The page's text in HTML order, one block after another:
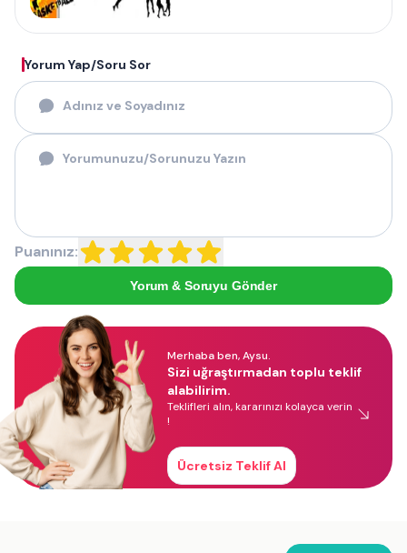
Yorum Yap/Soru Sor
Puanınız:
Yorum & Soruyu Gönder
Merhaba ben, Aysu.
Sizi uğraştırmadan toplu teklif
alabilirim.
Teklifleri alın, kararınızı kolayca verin
!
Ücretsiz Teklif Al